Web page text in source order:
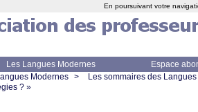
Les Langues Modernes
Espace
Modernes >
Les sommaires des
? »
En poursuivant votre